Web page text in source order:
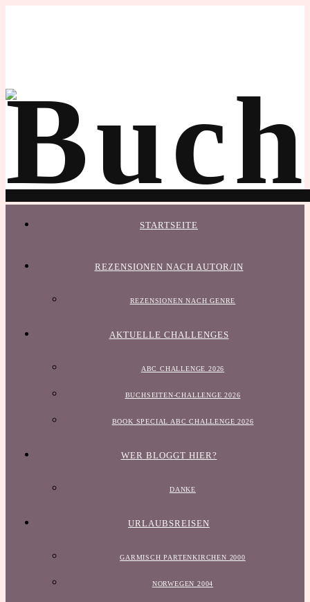
STARTSEITE
REZENSIONEN NACH AUTOR/IN
REZENSIONEN NACH GENRE
AKTUELLE CHALLENGES
ABC CHALLENGE 2026
BUCHSEITEN-CHALLENGE 2026
BOOK SPECIAL ABC CHALLENGE 2026
WER BLOGGT HIER?
DANKE
URLAUBSREISEN
GARMISCH PARTENKIRCHEN 2000
NORWEGEN 2004